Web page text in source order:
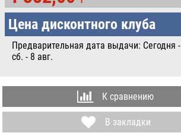
УБ.
Цена дисконтного клуба
Предварительная дата выдачи: Сегодня -
сб. - 8 авг.
К сравнению
В закладки